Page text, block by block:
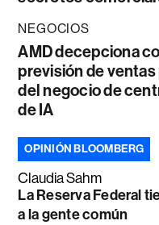
NEGOCIOS
AMD decepciona
previsión de ventas
del negocio de
de IA
OPINIÓN BLOOMBERG
Claudia Sahm
La Reserva Federal
a la gente común